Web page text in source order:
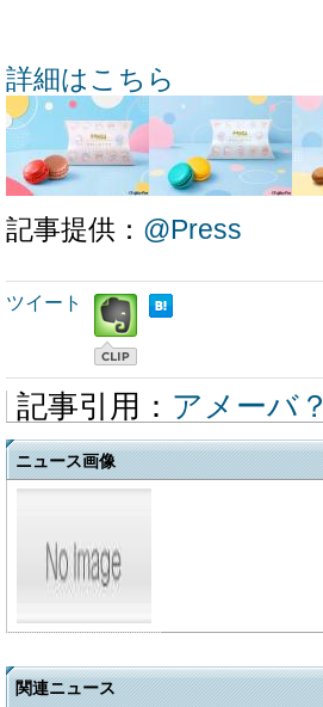
詳細はこちら
記事提供： @Press
ツイート
記事引用： アメーバ？
ニュース画像
関連ニュース